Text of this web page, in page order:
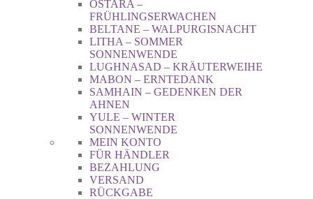
OSTARA –
FRÜHLINGSERWACHEN
BELTANE – WALPURGISNACHT
LITHA – SOMMER
SONNENWENDE
LUGHNASAD – KRÄUTERWEIHE
MABON – ERNTEDANK
SAMHAIN – GEDENKEN DER
AHNEN
YULE – WINTER
SONNENWENDE
MEIN KONTO
FÜR HÄNDLER
BEZAHLUNG
VERSAND
RÜCKGABE